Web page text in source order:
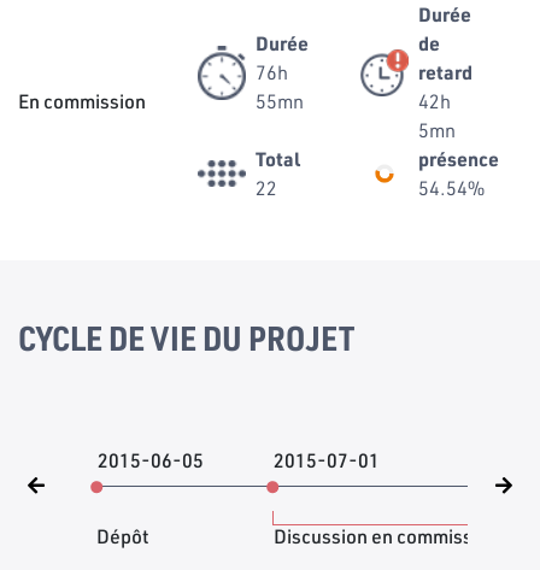
En commission
Durée
76h
55mn
Durée
de
retard
42h
5mn
Total
22
présence
54.54%
CYCLE DE VIE DU PROJET
2015-06-05
Dépôt
2015-07-01
Discussion en commission